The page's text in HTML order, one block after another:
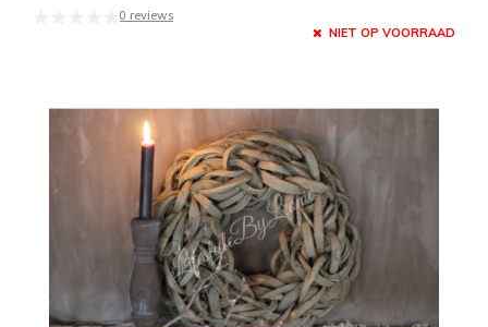
0 reviews
NIET OP VOORRAAD